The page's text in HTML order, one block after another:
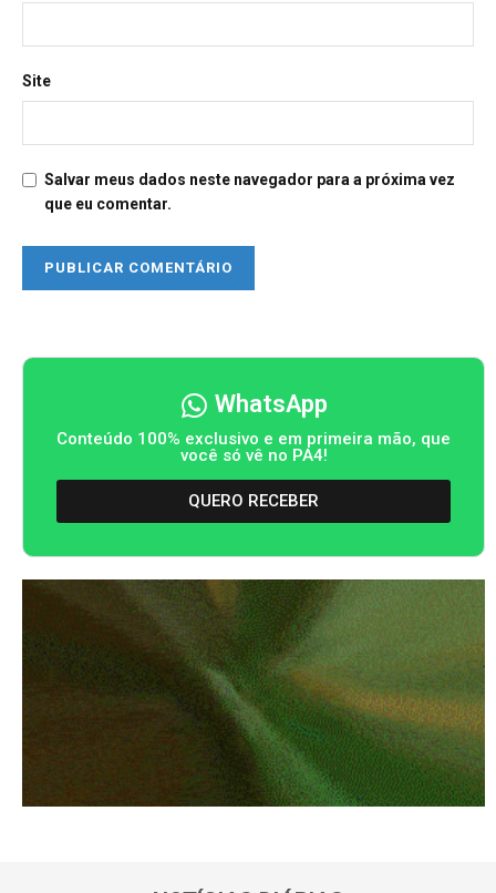
Site
Salvar meus dados neste navegador para a próxima vez
que eu comentar.
WhatsApp
Conteúdo 100% exclusivo e em primeira mão, que
você só vê no PA4!
QUERO RECEBER